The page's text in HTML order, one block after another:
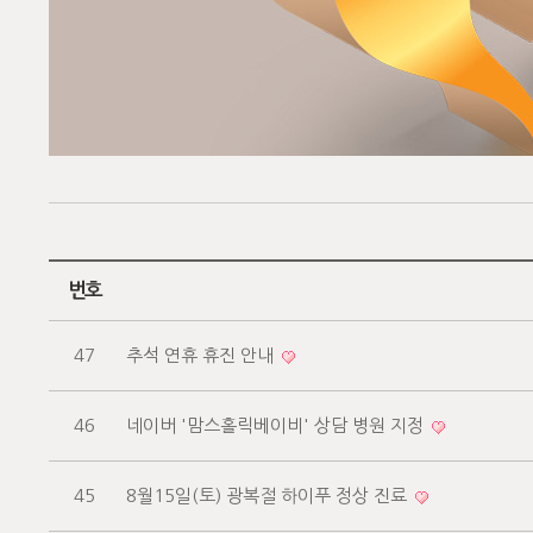
번호
47 추석 연휴 휴진 안내
46 네이버 '맘스홀릭베이비' 상담 병원 지정
45 8월15일(토) 광복절 하이푸 정상 진료